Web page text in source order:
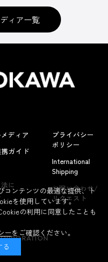
よくあるお問い合わせ
ィア一覧
ディア
携ガイド
に
プライバシー
ポリシー
International
Shipping
お問い合わせ/
リクエスト
コンテンツの最適な提供、ト
を使用しています。
の利用に同意したことも
ーをご確認ください。
る